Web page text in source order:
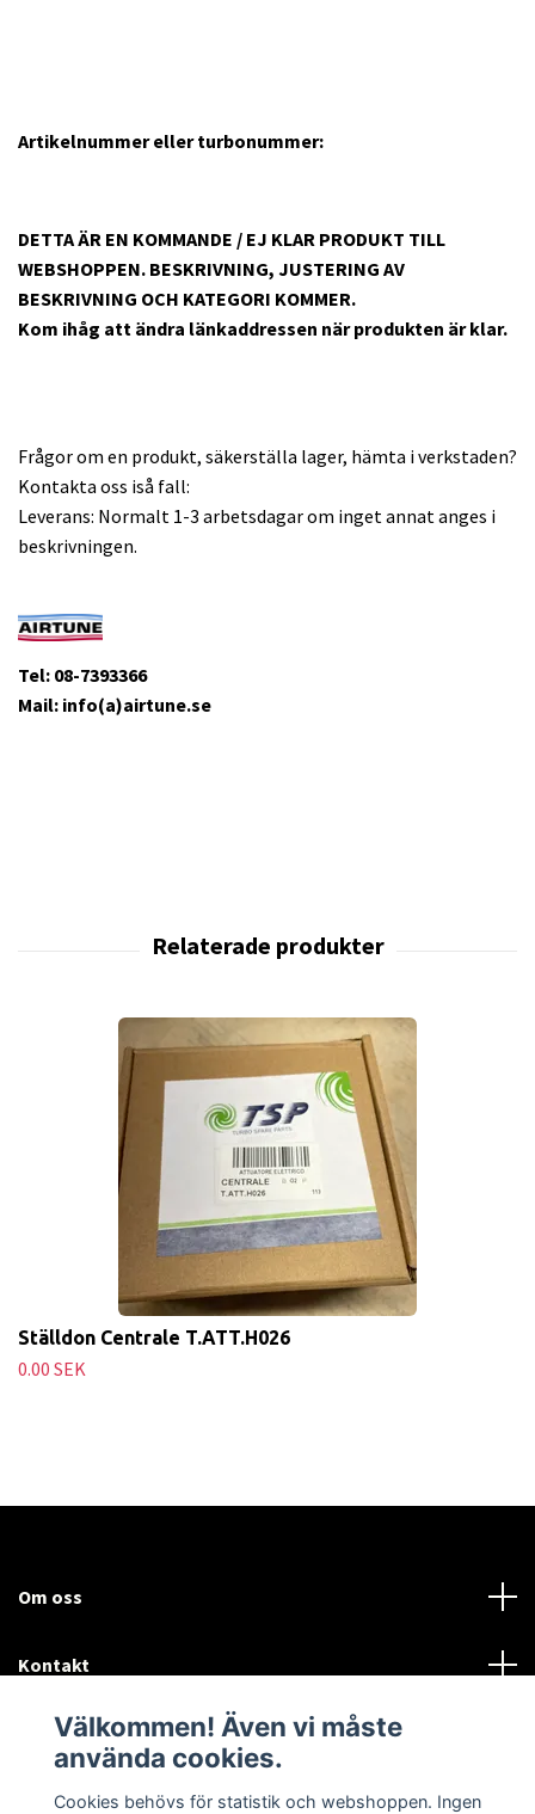
Artikelnummer eller turbonummer:
DETTA ÄR EN KOMMANDE / EJ KLAR PRODUKT TILL
WEBSHOPPEN. BESKRIVNING, JUSTERING AV
BESKRIVNING OCH KATEGORI KOMMER.
Kom ihåg att ändra länkaddressen när produkten är klar.
Frågor om en produkt, säkerställa lager, hämta i verkstaden?
Kontakta oss iså fall:
Leverans: Normalt 1-3 arbetsdagar om inget annat anges i
beskrivningen.
Tel: 08-7393366
Mail: info(a)airtune.se
Ställdon Centrale T.ATT.H026
0.00 SEK
Om oss
Kontakt
Mer information:
Sociala medier
Välkommen! Även vi måste
använda cookies.
Cookies behövs för statistik och webshoppen. Ingen